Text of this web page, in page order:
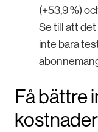
(+53,9 %)
Se till att
inte bara
Få bättre